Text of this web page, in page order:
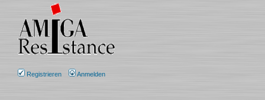
Registrieren Anmelden